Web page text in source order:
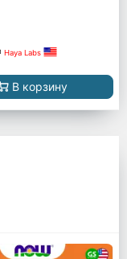
Haya Labs
В корзину